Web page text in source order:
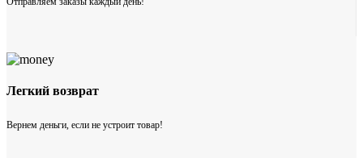
Легкий возврат
Вернем деньги, если не устроит товар!